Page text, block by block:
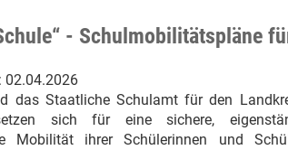
- Schulmobilitätspläne
02.04.2026
das Staatliche Schulamt für den
sich für eine sichere,
Mobilität ihrer Schülerinnen und